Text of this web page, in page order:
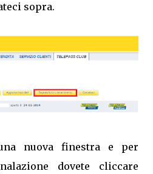
sopra.
nuova finestra e per
dovete cliccare